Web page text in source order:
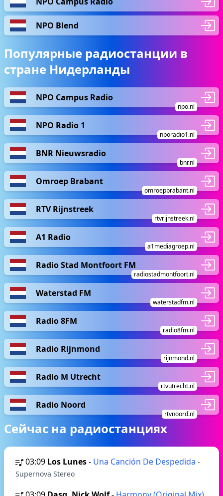
NPO Blend
Популярные радиостанции в
стране Нидерланды
NPO Campus Radio
npo.nl
NPO Radio 1
nporadio1.nl
BNR Nieuwsradio
bnr.nl
Omroep Brabant
omroepbrabant.nl
RTV Rijnstreek
rtvrijnstreek.nl
A1 Radio
a1mediagroep.nl
Radio Stad Montfoort FM
radiostadmontfoort.nl
Waterstad FM
waterstadfm.nl
Radio 8FM
radio8fm.nl
Radio Rijnmond
rijnmond.nl
Radio M Utrecht
rtvutrecht.nl
Radio Noord
rtvnoord.nl
Сейчас на радиостанциях
03:09 Los Lunes- Una Canción De Despedida -
Supernova Stereo